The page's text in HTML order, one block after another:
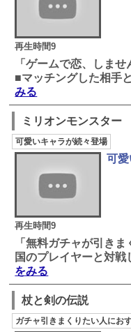
再生時間9
「ゲームで恋、しま
■マッチングした相手
みる
ミリオンモンスター
可愛いキャラが続々登場
再生時間9
可
「無料ガチャが引き
国のプレイヤーと対
をみる
杖と剣の伝説
ガチャ引きまくりたい人にお